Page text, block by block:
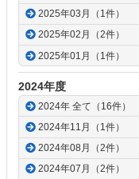
2025年03月（1件）
2025年02月（2件）
2025年01月（1件）
2024年度
2024年 全て（16件）
2024年11月（1件）
2024年08月（2件）
2024年07月（2件）